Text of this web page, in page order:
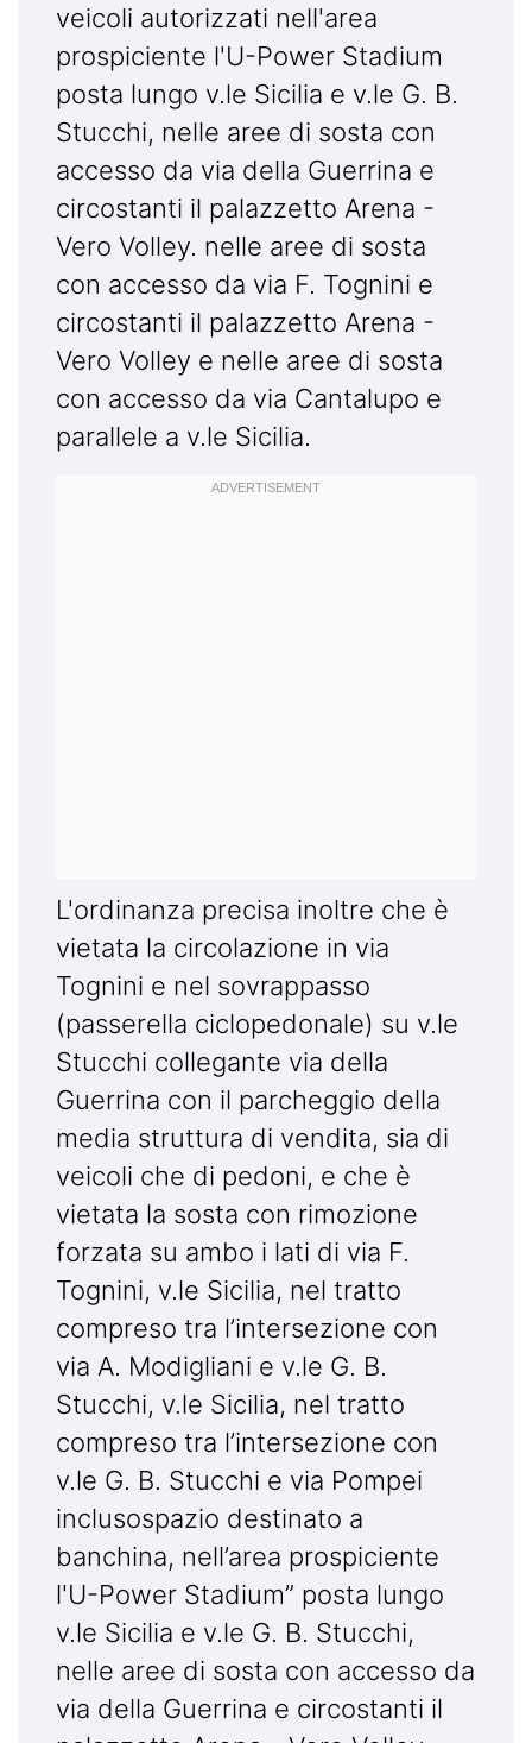
veicoli autorizzati nell'area
prospiciente l'U-Power Stadium
posta lungo v.le Sicilia e v.le G. B.
Stucchi, nelle aree di sosta con
accesso da via della Guerrina e
circostanti il palazzetto Arena -
Vero Volley. nelle aree di sosta
con accesso da via F. Tognini e
circostanti il palazzetto Arena -
Vero Volley e nelle aree di sosta
con accesso da via Cantalupo e
parallele a v.le Sicilia.
L'ordinanza precisa inoltre che è
vietata la circolazione in via
Tognini e nel sovrappasso
(passerella ciclopedonale) su v.le
Stucchi collegante via della
Guerrina con il parcheggio della
media struttura di vendita, sia di
veicoli che di pedoni, e che è
vietata la sosta con rimozione
forzata su ambo i lati di via F.
Tognini, v.le Sicilia, nel tratto
compreso tra l’intersezione con
via A. Modigliani e v.le G. B.
Stucchi, v.le Sicilia, nel tratto
compreso tra l’intersezione con
v.le G. B. Stucchi e via Pompei
inclusospazio destinato a
banchina, nell’area prospiciente
l'U-Power Stadium” posta lungo
v.le Sicilia e v.le G. B. Stucchi,
nelle aree di sosta con accesso da
via della Guerrina e circostanti il